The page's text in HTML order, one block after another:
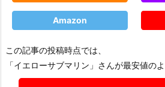
Amazon
この記事の投稿時点では、
「イエローサブマリン」さんが最安値のよ